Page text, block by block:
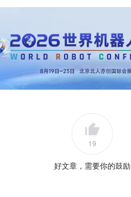
19
好文章，需要你的鼓励